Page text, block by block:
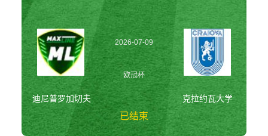
迪尼普罗加切夫
2026-07-09
01:00:00
欧冠杯
已结束
克拉约瓦大学